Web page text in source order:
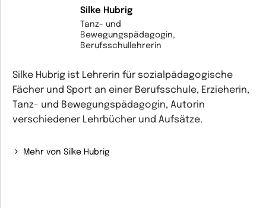
Silke Hubrig
Tanz- und
Bewegungspädagogin,
Berufsschullehrerin
Silke Hubrig ist Lehrerin für sozialpädagogische
Fächer und Sport an einer Berufsschule, Erzieherin,
Tanz- und Bewegungspädagogin, Autorin
verschiedener Lehrbücher und Aufsätze.
Mehr von Silke Hubrig